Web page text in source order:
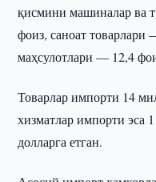
қисмини машиналар ва
фоиз, саноат
маҳсулотлари — 12,4
Товарлар импорти 14
хизматлар импорти эса
долларга етган.